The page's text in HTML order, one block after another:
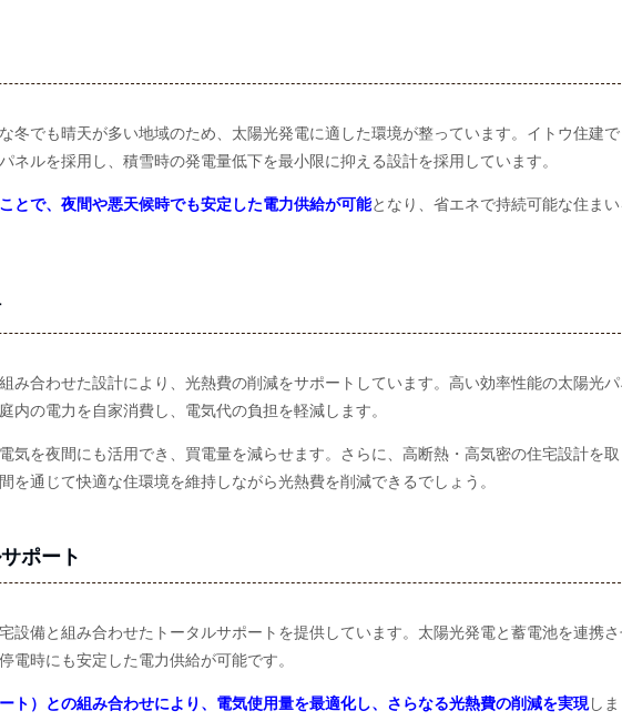
冬でも晴天が多い地域のため、太陽光発電に適した環境が整っています。イトウ住建で
ネルを採用し、積雪時の発電量低下を最小限に抑える設計を採用しています。
とで、夜間や悪天候時でも安定した電力供給が可能となり、省エネで持続可能な住まい
み合わせた設計により、光熱費の削減をサポートしています。高い効率性能の太陽光パ
内の電力を自家消費し、電気代の負担を軽減します。
気を夜間にも活用でき、買電量を減らせます。さらに、高断熱・高気密の住宅設計を取
を通じて快適な住環境を維持しながら光熱費を削減できるでしょう。
ポート
設備と組み合わせたトータルサポートを提供しています。太陽光発電と蓄電池を連携
電時にも安定した電力供給が可能です。
ト）との組み合わせにより、電気使用量を最適化し、さらなる光熱費の削減を実現しま